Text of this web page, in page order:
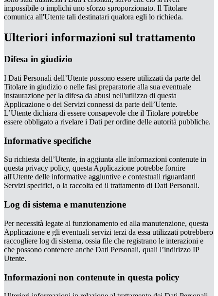
impossibile o implichi uno sforzo sproporzionato. Il Titolare
comunica all'Utente tali destinatari qualora egli lo richieda.
Ulteriori informazioni sul trattamento
Difesa in giudizio
I Dati Personali dell’Utente possono essere utilizzati da parte del
Titolare in giudizio o nelle fasi preparatorie alla sua eventuale
instaurazione per la difesa da abusi nell'utilizzo di questa
Applicazione o dei Servizi connessi da parte dell’Utente.
L’Utente dichiara di essere consapevole che il Titolare potrebbe
essere obbligato a rivelare i Dati per ordine delle autorità pubbliche.
Informative specifiche
Su richiesta dell’Utente, in aggiunta alle informazioni contenute in
questa privacy policy, questa Applicazione potrebbe fornire
all'Utente delle informative aggiuntive e contestuali riguardanti
Servizi specifici, o la raccolta ed il trattamento di Dati Personali.
Log di sistema e manutenzione
Per necessità legate al funzionamento ed alla manutenzione, questa
Applicazione e gli eventuali servizi terzi da essa utilizzati potrebbero
raccogliere log di sistema, ossia file che registrano le interazioni e
che possono contenere anche Dati Personali, quali l’indirizzo IP
Utente.
Informazioni non contenute in questa policy